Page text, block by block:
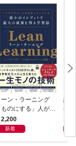
ーン・ラーニング
ものにする」人が自
とやっている 最小の
プットで最大の成
2,200
新着
経
都